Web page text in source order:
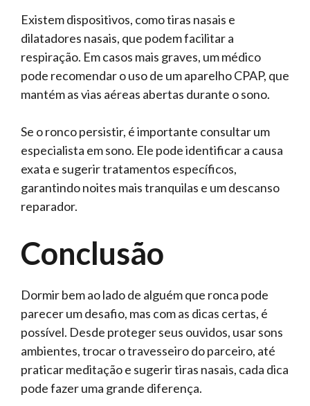
Existem dispositivos, como tiras nasais e
dilatadores nasais, que podem facilitar a
respiração. Em casos mais graves, um médico
pode recomendar o uso de um aparelho CPAP, que
mantém as vias aéreas abertas durante o sono.
Se o ronco persistir, é importante consultar um
especialista em sono. Ele pode identificar a causa
exata e sugerir tratamentos específicos,
garantindo noites mais tranquilas e um descanso
reparador.
Conclusão
Dormir bem ao lado de alguém que ronca pode
parecer um desafio, mas com as dicas certas, é
possível. Desde proteger seus ouvidos, usar sons
ambientes, trocar o travesseiro do parceiro, até
praticar meditação e sugerir tiras nasais, cada dica
pode fazer uma grande diferença.